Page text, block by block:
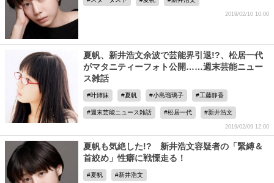
2019/02/10 10:00
夏帆、新井浩文余波で芸能界引退!?、松居一代
がマタニティーフォト公開……週末芸能ニュー
ス雑話
叶姉妹 夏帆 小島瑠璃子 工藤静香
週末芸能ニュース雑話 松居一代 新井浩文
2019/02/09 12:00
夏帆も気絶した!? 新井浩文容疑者の「緊縛＆
首絞め」性癖に戦慄走る！
夏帆 新井浩文